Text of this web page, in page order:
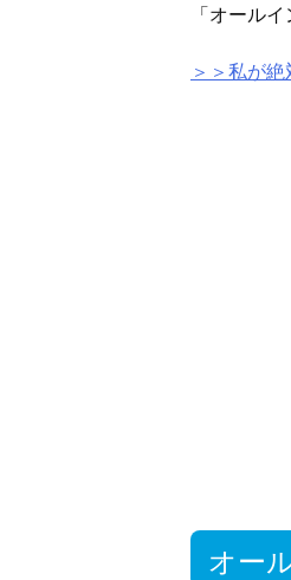
「オール
＞＞私が
オー